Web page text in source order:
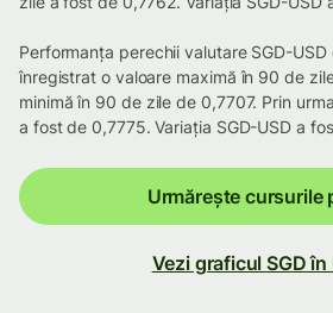
Performanța perechii valutare SGD-
înregistrat o valoare maximă în 90 de
minimă în 90 de zile de 0,7707. Prin
a fost de 0,7775. Variația SGD-USD a
Urmărește cursurile
Vezi graficul SGD în